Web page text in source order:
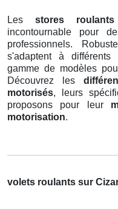
Lesstores roulants
incontournable pour
professionnels.
s'adaptent à
gamme de modèles
Découvrez les
motorisés, leurs
proposons pour leur
motorisation.
volets roulants sur